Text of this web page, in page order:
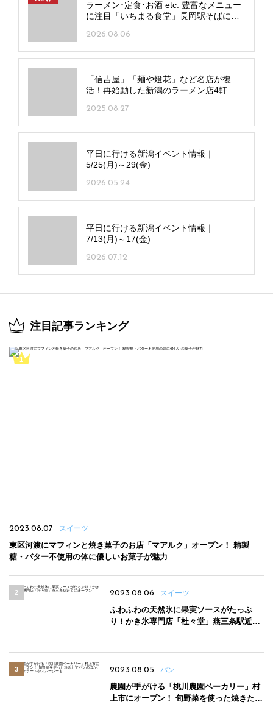
ラーメン･定食･お酒 etc. 豊富なメニュー
に注目「いちまる食堂」長岡駅そばにオ
2026.08.06
「信吉屋」「麺や燈花」など名店が復
活！再始動した新潟のラーメン店4軒
2025.08.27
平日に行ける新潟イベント情報｜
5/25(月)～29(金)
2026.05.24
平日に行ける新潟イベント情報｜
7/13(月)～17(金)
2026.07.12
注目記事ランキング
2023.08.07 スイーツ
東区河渡にマフィンと焼き菓子のお店「マアルク」オープン！ 精製
糖・バター不使用の体に優しいお菓子が魅力
2023.08.06 スイーツ
ふわふわの天然氷に果実ソースがたっぷ
り！かき氷専門店「杜々堂」燕三条駅近く
2023.08.05 パン
農園が手がける「桃川農園ベーカリー」村
上市にオープン！ 旬野菜を使った焼きたて